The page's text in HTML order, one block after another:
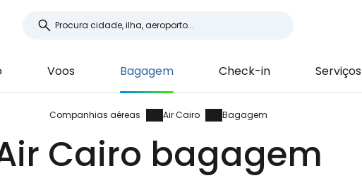
Voos Bagagem Check-in Serviços
Companhias aéreas Air Cairo Bagagem
Cairo bagagem